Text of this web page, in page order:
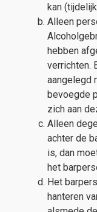
kan
Alleen
hebben
verrichten.
aangelegd
bevoegde
zich aan
Alleen
achter de
is, dan
het
Het
hanteren